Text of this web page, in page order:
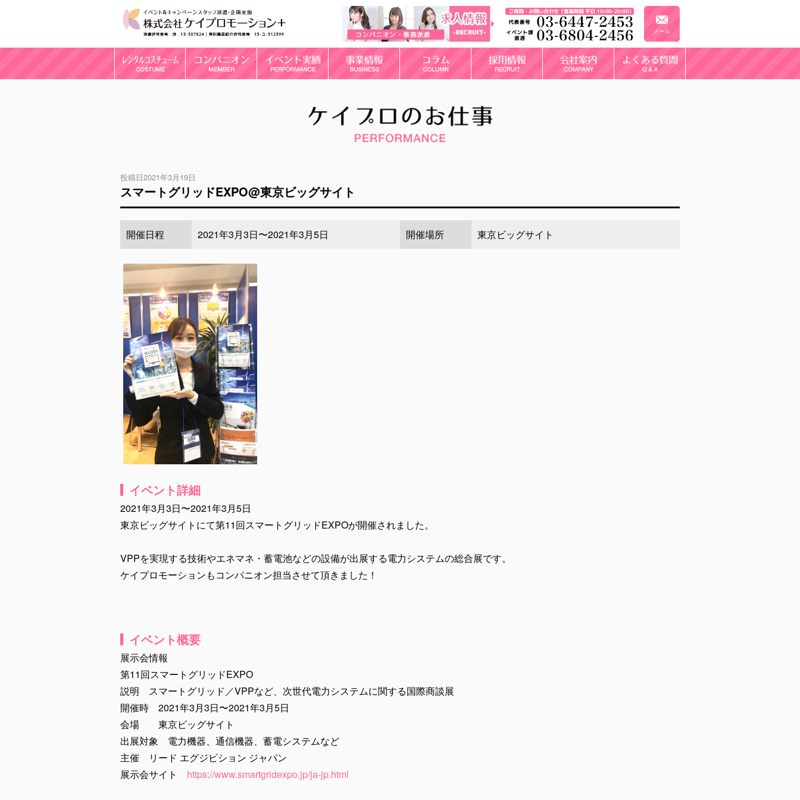
メール
投稿日2021年3月19日
スマートグリッドEXPO@東京ビッグサイト
開催日程 2021年3月3日〜2021年3月5日 開催場所 東京ビッグサイト
イベント詳細
2021年3月3日〜2021年3月5日
東京ビッグサイトにて第11回スマートグリッドEXPOが開催されました。
VPPを実現する技術やエネマネ・蓄電池などの設備が出展する電力システムの総合展です。
ケイプロモーションもコンパニオン担当させて頂きました！
イベント概要
展示会情報
第11回スマートグリッドEXPO
説明 スマートグリッド／VPPなど、次世代電力システムに関する国際商談展
開催時 2021年3月3日〜2021年3月5日
会場 東京ビッグサイト
出展対象 電力機器、通信機器、蓄電システムなど
主催 リード エグジビション ジャパン
展示会サイト https://www.smartgridexpo.jp/ja-jp.html